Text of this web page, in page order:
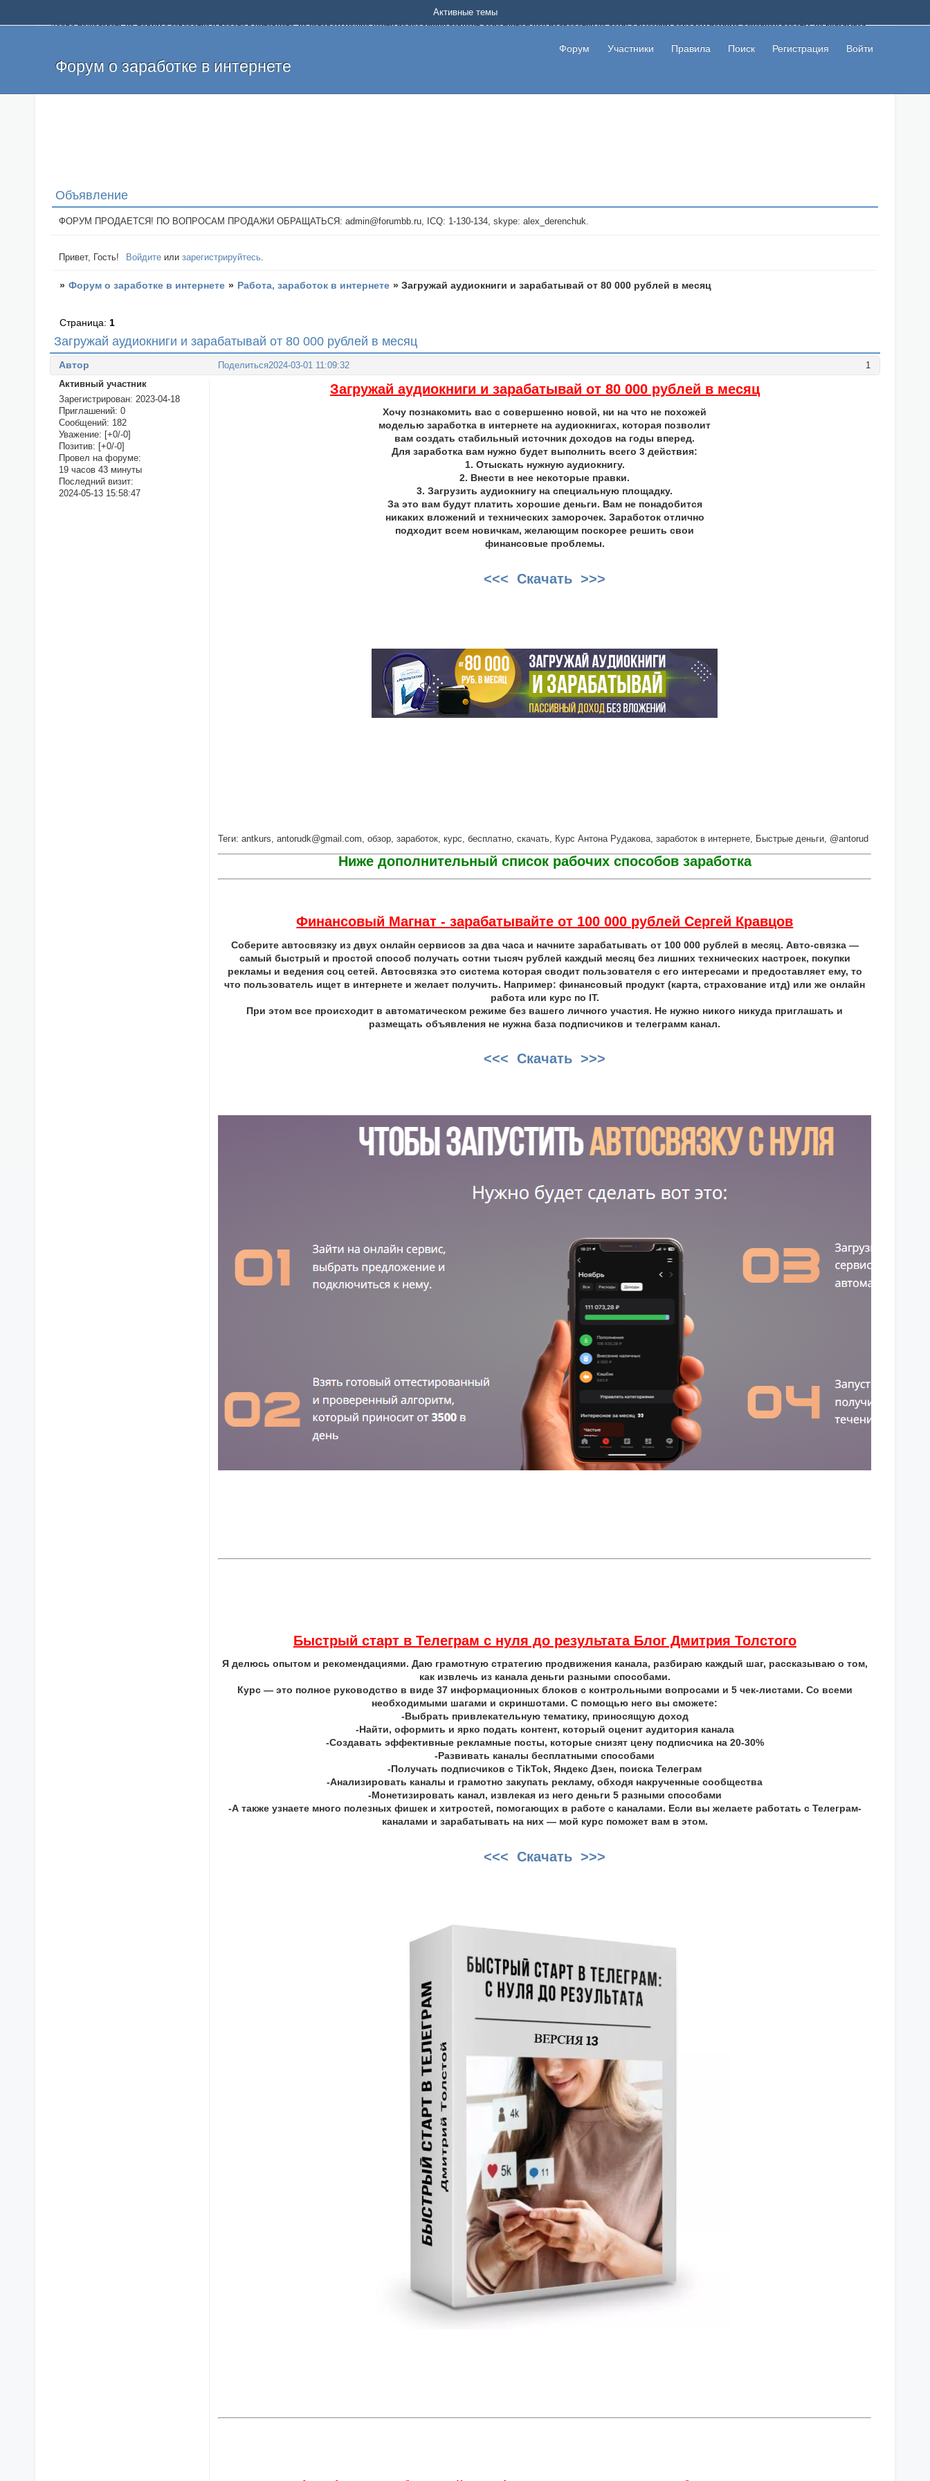
Добро пожаловать на форум о заработке и работе в интернете, на котором можно найти подходящий вариант дополнительной подработки на дому с высоким доходом помимо основной работы, не вкладывая
и оставлять свои отзывы. Если вы знаете, что определенный проект или сайт не платит, то указывайте в теме что это лохотрон, чтобы другие пользователи не попались на развод. Вы сможете начать зарабатывать
легкие деньги без вложений и регистрации уже сегодня. Создавайте новые темы, размещайте объявления со своими пригласительными ссылками и первая прибыль не заставит себя долго ждать.
Форум о заработке в интернете
Форум Участники Правила Поиск Регистрация Войти
Активные темы
Объявление
ФОРУМ ПРОДАЕТСЯ! ПО ВОПРОСАМ ПРОДАЖИ ОБРАЩАТЬСЯ: admin@forumbb.ru, ICQ: 1-130-134, skype: alex_derenchuk.
Привет, Гость! Войдите илизарегистрируйтесь.
» Форум о заработке в интернете » Работа, заработок в интернете »Загружай аудиокниги и зарабатывай от 80 000 рублей в месяц
Загружай аудиокниги и зарабатывай от 80 000 рублей в месяц
Страница: 1
Поделиться 1
2024-03-01 11:09:32
Автор
Активный участник
Зарегистрирован: 2023-04-18
Приглашений: 0
Сообщений: 182
Уважение: [+0/-0]
Позитив: [+0/-0]
Провел на форуме:
19 часов 43 минуты
Последний визит:
2024-05-13 15:58:47
Загружай аудиокниги и зарабатывай от 80 000 рублей в месяц
Хочу познакомить вас с совершенно новой, ни на что не похожей
моделью заработка в интернете на аудиокнигах, которая позволит
вам создать стабильный источник доходов на годы вперед.
Для заработка вам нужно будет выполнить всего 3 действия:
1. Отыскать нужную аудиокнигу.
2. Внести в нее некоторые правки.
3. Загрузить аудиокнигу на специальную площадку.
За это вам будут платить хорошие деньги. Вам не понадобится
никаких вложений и технических заморочек. Заработок отлично
подходит всем новичкам, желающим поскорее решить свои
финансовые проблемы.
<<< Скачать >>>
Теги: antkurs, antorudk@gmail.com, обзор, заработок, курс, бесплатно, скачать, Курс Антона Рудакова, заработок в интернете, Быстрые деньги, @antorud
Ниже дополнительный список рабочих способов заработка
Финансовый Магнат - зарабатывайте от 100 000 рублей Сергей Кравцов
Соберите автосвязку из двух онлайн сервисов за два часа и начните зарабатывать от 100 000 рублей в месяц. Авто-связка —
самый быстрый и простой способ получать сотни тысяч рублей каждый месяц без лишних технических настроек, покупки
рекламы и ведения соц сетей. Автосвязка это система которая сводит пользователя с его интересами и предоставляет ему, то
что пользователь ищет в интернете и желает получить. Например: финансовый продукт (карта, страхование итд) или же онлайн
работа или курс по IT.
При этом все происходит в автоматическом режиме без вашего личного участия. Не нужно никого никуда приглашать и
размещать объявления не нужна база подписчиков и телеграмм канал.
<<< Скачать >>>
Быстрый старт в Телеграм с нуля до результата Блог Дмитрия Толстого
Я делюсь опытом и рекомендациями. Даю грамотную стратегию продвижения канала, разбираю каждый шаг, рассказываю о том,
как извлечь из канала деньги разными способами.
Курс — это полное руководство в виде 37 информационных блоков с контрольными вопросами и 5 чек-листами. Со всеми
необходимыми шагами и скриншотами. С помощью него вы сможете:
-Выбрать привлекательную тематику, приносящую доход
-Найти, оформить и ярко подать контент, который оценит аудитория канала
-Создавать эффективные рекламные посты, которые снизят цену подписчика на 20-30%
-Развивать каналы бесплатными способами
-Получать подписчиков с TikTok, Яндекс Дзен, поиска Телеграм
-Анализировать каналы и грамотно закупать рекламу, обходя накрученные сообщества
-Монетизировать канал, извлекая из него деньги 5 разными способами
-А также узнаете много полезных фишек и хитростей, помогающих в работе с каналами. Если вы желаете работать с Телеграм-
каналами и зарабатывать на них — мой курс поможет вам в этом.
<<< Скачать >>>